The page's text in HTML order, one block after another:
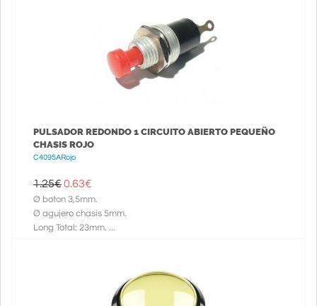
PULSADOR REDONDO 1 CIRCUITO ABIERTO PEQUEÑO
CHASIS ROJO
C4095ARojo
1.25€0.63€
Ø boton 3,5mm.
Ø agujero chasis 5mm.
Long Total: 23mm. ...